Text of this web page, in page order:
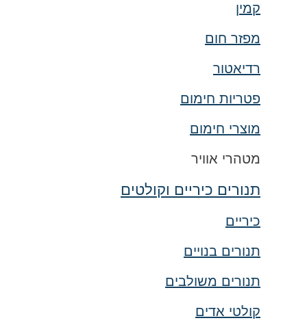
קמין
מפזר חום
רדיאטור
פטריות חימום
מוצרי חימום
מטהרי אוויר
תנורים כיריים וקולטים
כיריים
תנורים בנויים
תנורים משולבים
קולטי אדים